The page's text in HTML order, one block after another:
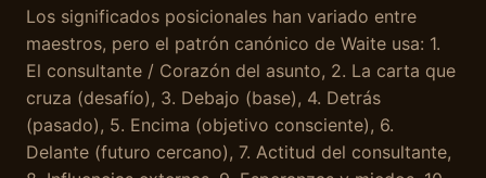
Los significados posicionales han variado entre
maestros, pero el patrón canónico de Waite usa: 1.
El consultante / Corazón del asunto, 2. La carta que
cruza (desafío), 3. Debajo (base), 4. Detrás
(pasado), 5. Encima (objetivo consciente), 6.
Delante (futuro cercano), 7. Actitud del consultante,